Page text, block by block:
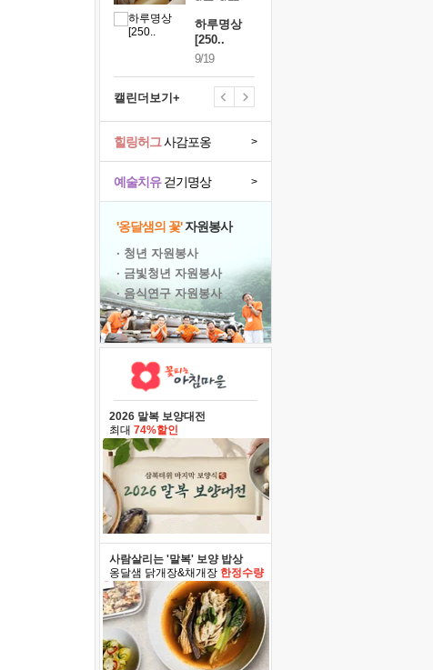
하루명상
[250..
9/19
캘린더보기+
예술치유걷기명상 >
힐링허그사감포옹 >
'옹달샘의 꽃'자원봉사
· 청년 자원봉사
· 금빛청년 자원봉사
· 음식연구 자원봉사
2026 말복 보양대전
최대 74%할인
사람살리는 '말복' 보양 밥상
옹달샘 닭개장&채개장 한정수량